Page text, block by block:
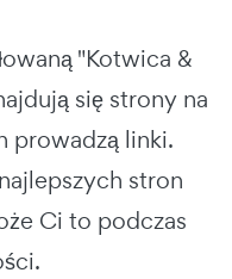
"Kotwica &
się strony na
prowadzą linki.
stron
Ci to podczas